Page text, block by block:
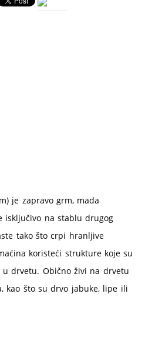
je zapravo grm, mada
isključivo na stablu drugog
tako što crpi hranljive
koristeći strukture koje su
u drvetu. Obično živi na drvetu
kao što su drvo jabuke, lipe ili